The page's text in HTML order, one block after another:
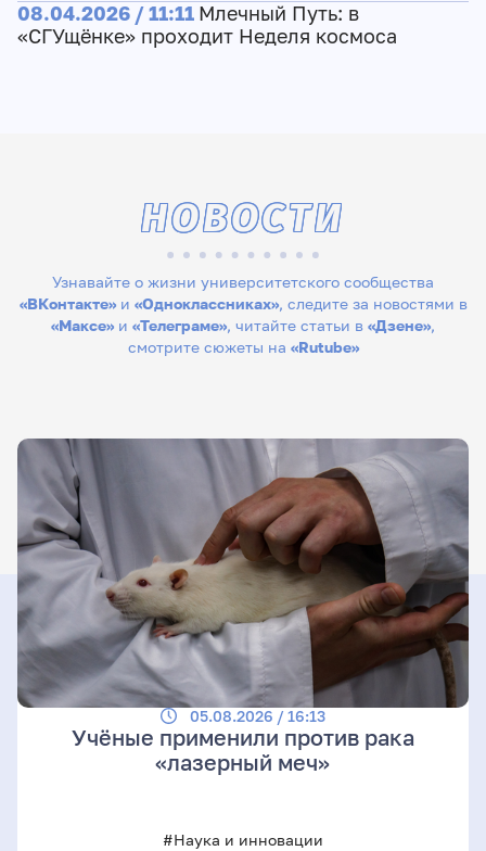
08.04.2026 / 11:11 Млечный Путь: в
«СГУщёнке» проходит Неделя космоса
Узнавайте о жизни университетского сообщества
«ВКонтакте»и «Одноклассниках», следите за новостями в
«Максе» и «Телеграме», читайте статьи в «Дзене»,
смотрите сюжеты на «Rutube»
НОВОСТИ
05.08.2026 / 16:13
Учёные применили против рака
«лазерный меч»
#Наука и инновации